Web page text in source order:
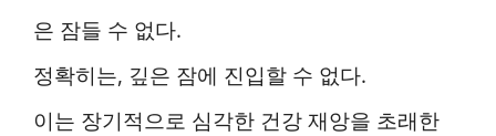
은 잠들 수 없다.
정확히는, 깊은 잠에 진입할 수 없다.
이는 장기적으로 심각한 건강 재앙을 초래한